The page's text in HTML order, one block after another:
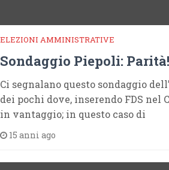
ELEZIONI AMMINISTRATIVE
Sondaggio Piepoli:
Ci segnalano questo sondaggio
dei pochi dove, inserendo FDS nel
in vantaggio; in questo caso di
15 anni ago